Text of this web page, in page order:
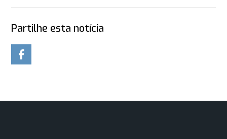
Partilhe esta notícia